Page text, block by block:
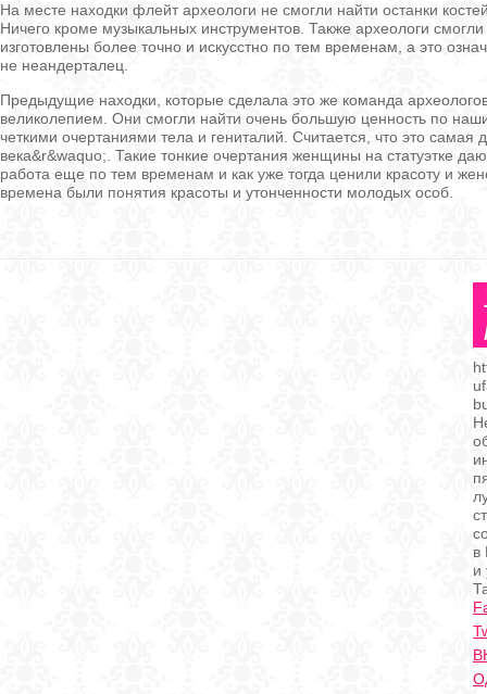
На месте находки флейт археологи не смогли найти останки
Ничего кроме музыкальных инструментов. Также археологи
изготовлены более точно и искусстно по тем временам, а это
не неандерталец.
Предыдущие находки, которые сделала это же команда
великолепием. Они смогли найти очень большую ценность по
четкими очертаниями тела и гениталий. Считается, что это самая
века&r&waquo;. Такие тонкие очертания женщины на статуэтке
работа еще по тем временам и как уже тогда ценили красоту и
времена были понятия красоты и утонченности молодых особ.
в
и